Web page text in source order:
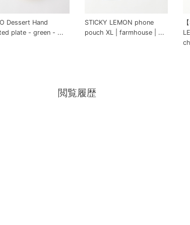
Dessert Hand
plate - green - ...
STICKY LEMON phone
pouch XL | farmhouse | ...
閲覧履歴